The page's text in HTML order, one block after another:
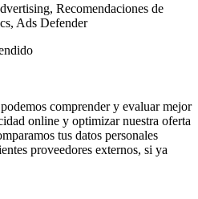
Recomendaciones de
Ads Defender
comprender y evaluar mejor
online y optimizar nuestra oferta
tus datos personales
proveedores externos, si ya